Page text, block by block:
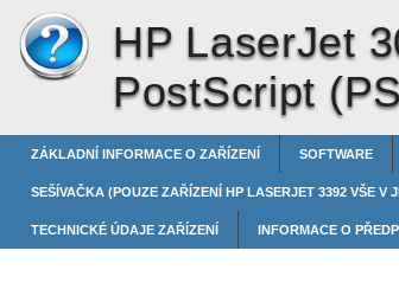
HP LaserJet
PostScript
ZÁKLADNÍ INFORMACE O ZAŘÍZENÍ SOFTWARE
SEŠÍVAČKA (POUZE ZAŘÍZENÍ HP LASERJET 3392 VŠE V
TECHNICKÉ ÚDAJE ZAŘÍZENÍ INFORMACE O